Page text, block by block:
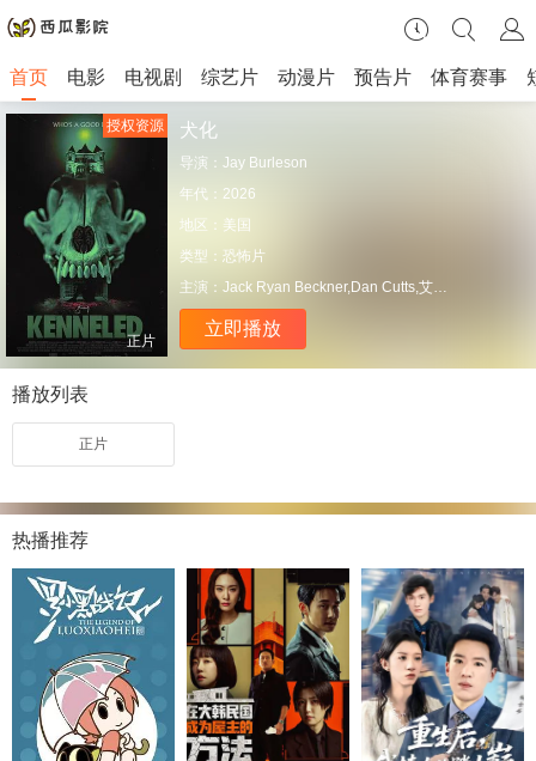
首页 电影 电视剧 综艺片 动漫片 预告片 体育赛事
正片
授权资源 犬化
导演： Jay Burleson
年代： 2026
地区： 美国
类型： 恐怖片
主演： Jack Ryan Beckner,Dan Cutts,艾米莉·弗金森,Joette Waters,Brian Rooney,埃娃·多雷帕尔,Alex Grelle
立即播放
播放列表
正片
热播推荐